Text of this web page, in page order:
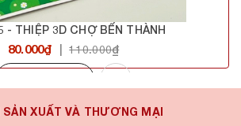
- THIỆP 3D CHỢ BẾN THÀNH
80.000₫ 110.000₫
SẢN XUẤT VÀ THƯƠNG MẠI